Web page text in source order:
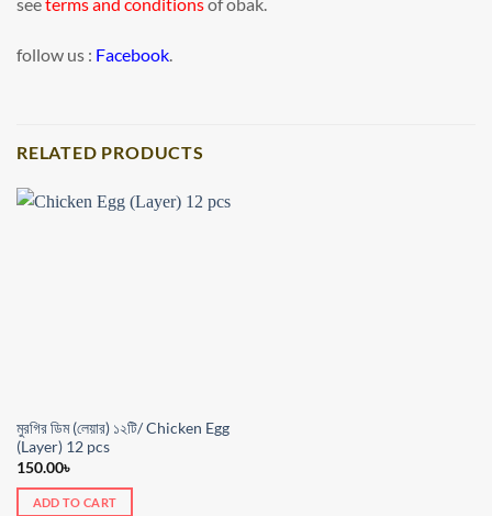
follow us : Facebook.
RELATED PRODUCTS
মুরগির ডিম (লেয়ার) ১২টি/ Chicken Egg
(Layer) 12 pcs
150.00৳
ADD TO CART